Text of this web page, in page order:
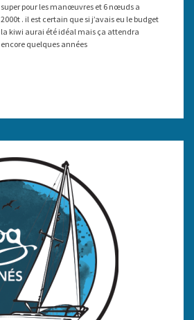
super pour les manœuvres et 6 nœuds a
2000t . il est certain que si j’avais eu le budget
la kiwi aurai été idéal mais ça attendra
encore quelques années